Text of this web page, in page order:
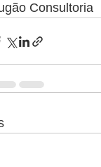
Consultoria